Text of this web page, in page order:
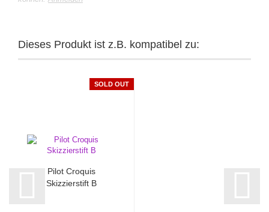
Dieses Produkt ist z.B. kompatibel zu:
SOLD OUT
Pilot Croquis
Skizzierstift B